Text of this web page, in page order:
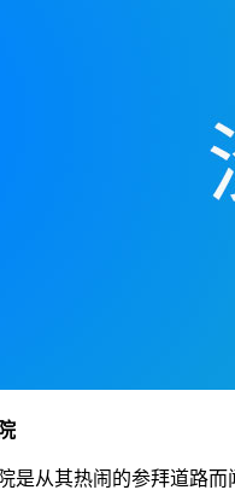
是从其热闹的参拜道路而